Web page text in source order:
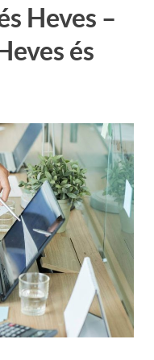
Heves –
és